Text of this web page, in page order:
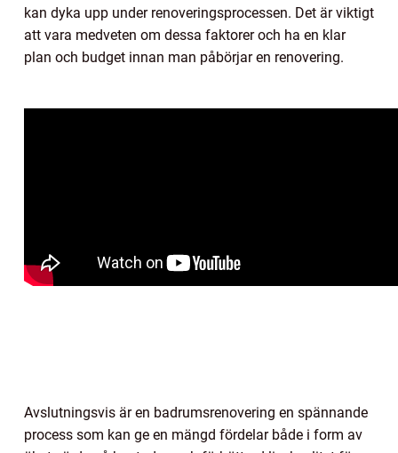
kan dyka upp under renoveringsprocessen. Det är viktigt
att vara medveten om dessa faktorer och ha en klar
plan och budget innan man påbörjar en renovering.
Avslutningsvis är en badrumsrenovering en spännande
process som kan ge en mängd fördelar både i form av